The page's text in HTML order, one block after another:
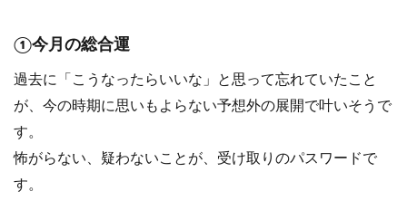
①今月の総合運
過去に「こうなったらいいな」と思って忘れていたこと
が、今の時期に思いもよらない予想外の展開で叶いそうで
す。
怖がらない、疑わないことが、受け取りのパスワードで
す。